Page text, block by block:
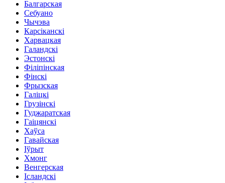
Балгарская
Себуано
Чычэва
Карсіканскі
Харвацкая
Галандскі
Эстонскі
Філіпінская
Фінскі
Фрызская
Галіцкі
Грузінскі
Гуджаратская
Гаіцянскі
Хаўса
Гавайская
Іўрыт
Хмонг
Венгерская
Ісландскі